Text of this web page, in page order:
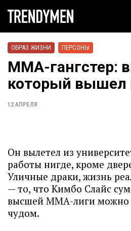
ОБРАЗ ЖИЗНИ ПЕРСОНЫ
ММА-гангстер:
который вышел
12 АПРЕЛЯ
Он вылетел из
работы нигде, кроме
Уличные драки, жизнь
— то, что Кимбо Слайс
высшей ММА-лиги можно
чудом.